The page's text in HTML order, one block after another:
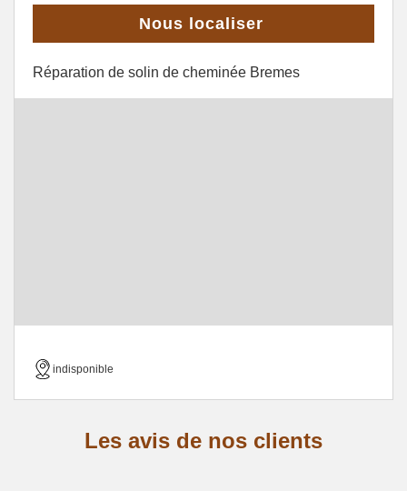
Nous localiser
Réparation de solin de cheminée Bremes
indisponible
Les avis de nos clients